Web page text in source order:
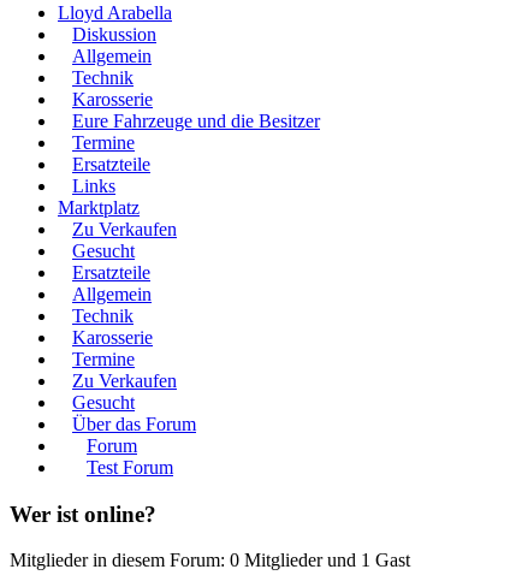
Lloyd Arabella
Diskussion
Allgemein
Technik
Karosserie
Eure Fahrzeuge und die Besitzer
Termine
Ersatzteile
Links
Marktplatz
Zu Verkaufen
Gesucht
Ersatzteile
Allgemein
Technik
Karosserie
Termine
Zu Verkaufen
Gesucht
Über das Forum
Forum
Test Forum
Wer ist online?
Mitglieder in diesem Forum: 0 Mitglieder und 1 Gast